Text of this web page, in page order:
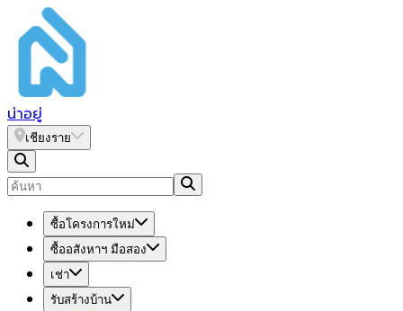
น่าอยู่
เชียงราย
ซื้อโครงการใหม่
ซื้ออสังหาฯ มือสอง
เช่า
รับสร้างบ้าน